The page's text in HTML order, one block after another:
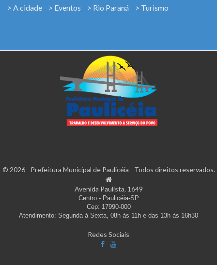
> A cidade > Eventos > Rio Paraná > Turismo
© 2026 - Prefeitura Municipal de Paulicéia - Todos direitos reservados.
Avenida Paulista, 1649
Centro - Paulicéia-SP
Cep: 17990-000
Atendimento: Segunda à Sexta, 08h às 11h e das 13h às 16h30
Redes Sociais